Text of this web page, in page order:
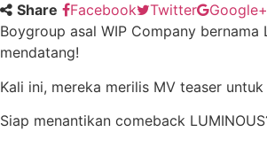
Share
Facebook Twitter Google+
Boygroup asal WIP Company
mendatang!
Kali ini, mereka merilis MV teaser
Siap menantikan comeback